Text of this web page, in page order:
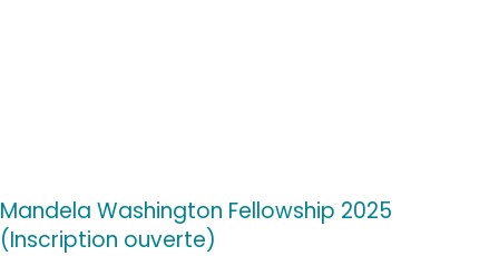
Mandela Washington Fellowship 2025
(Inscription ouverte)